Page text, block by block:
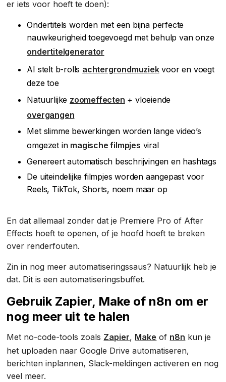
er iets voor hoeft te doen):
Ondertitels worden met een bijna perfecte
nauwkeurigheid toegevoegd met behulp van onze
ondertitelgenerator
AI stelt b-rolls achtergrondmuziekvoor en voegt
deze toe
Natuurlijke zoomeffecten + vloeiende
overgangen
Met slimme bewerkingen worden lange video’s
omgezet in magische filmpjes viral
Genereert automatisch beschrijvingen en hashtags
De uiteindelijke filmpjes worden aangepast voor
Reels, TikTok, Shorts, noem maar op
En dat allemaal zonder dat je Premiere Pro of After
Effects hoeft te openen, of je hoofd hoeft te breken
over renderfouten.
Zin in nog meer automatiseringssaus? Natuurlijk heb je
dat. Dit is een automatiseringsbuffet.
Gebruik Zapier, Make of n8n om er
nog meer uit te halen
Met no-code-tools zoals Zapier, Make of n8n kun je
het uploaden naar Google Drive automatiseren,
berichten inplannen, Slack-meldingen activeren en nog
veel meer.